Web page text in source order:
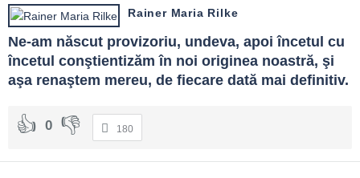
Rainer Maria Rilke
Ne-am născut provizoriu, undeva, apoi încetul cu
încetul conştientizăm în noi originea noastră, şi
aşa renaştem mereu, de fiecare dată mai definitiv.
0 180